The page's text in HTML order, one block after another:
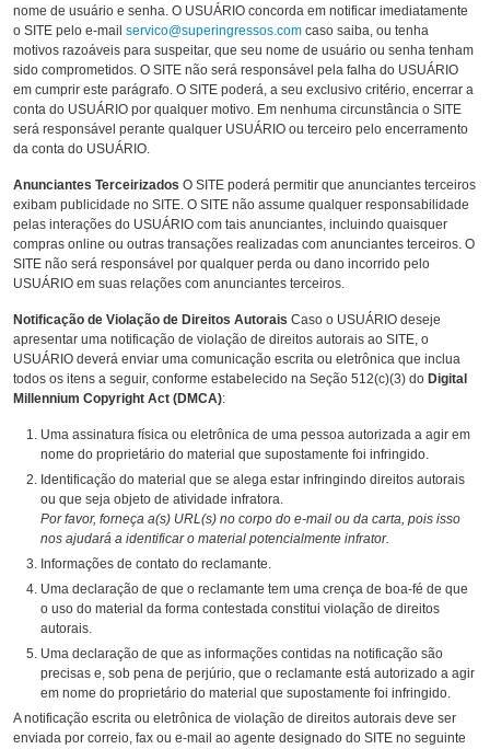
nome de usuário e senha. O USUÁRIO concorda em notificar imediatamente
o SITE pelo e-mail servico@superingressos.com caso saiba, ou tenha
motivos razoáveis para suspeitar, que seu nome de usuário ou senha tenham
sido comprometidos. O SITE não será responsável pela falha do USUÁRIO
em cumprir este parágrafo. O SITE poderá, a seu exclusivo critério, encerrar a
conta do USUÁRIO por qualquer motivo. Em nenhuma circunstância o SITE
será responsável perante qualquer USUÁRIO ou terceiro pelo encerramento
da conta do USUÁRIO.
Anunciantes Terceirizados O SITE poderá permitir que anunciantes terceiros
exibam publicidade no SITE. O SITE não assume qualquer responsabilidade
pelas interações do USUÁRIO com tais anunciantes, incluindo quaisquer
compras online ou outras transações realizadas com anunciantes terceiros. O
SITE não será responsável por qualquer perda ou dano incorrido pelo
USUÁRIO em suas relações com anunciantes terceiros.
Notificação de Violação de Direitos Autorais Caso o USUÁRIO deseje
apresentar uma notificação de violação de direitos autorais ao SITE, o
USUÁRIO deverá enviar uma comunicação escrita ou eletrônica que inclua
todos os itens a seguir, conforme estabelecido na Seção 512(c)(3) do Digital
Millennium Copyright Act (DMCA):
Uma assinatura física ou eletrônica de uma pessoa autorizada a agir em
nome do proprietário do material que supostamente foi infringido.
Identificação do material que se alega estar infringindo direitos autorais
ou que seja objeto de atividade infratora.
Por favor, forneça a(s) URL(s) no corpo do e-mail ou da carta, pois isso
nos ajudará a identificar o material potencialmente infrator.
Informações de contato do reclamante.
Uma declaração de que o reclamante tem uma crença de boa-fé de que
o uso do material da forma contestada constitui violação de direitos
autorais.
Uma declaração de que as informações contidas na notificação são
precisas e, sob pena de perjúrio, que o reclamante está autorizado a agir
em nome do proprietário do material que supostamente foi infringido.
A notificação escrita ou eletrônica de violação de direitos autorais deve ser
enviada por correio, fax ou e-mail ao agente designado do SITE no seguinte